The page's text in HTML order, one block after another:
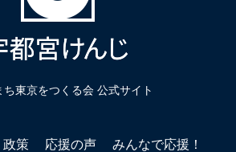
ち東京をつくる会 公式サイト
政策 応援の声
みんなで応援！